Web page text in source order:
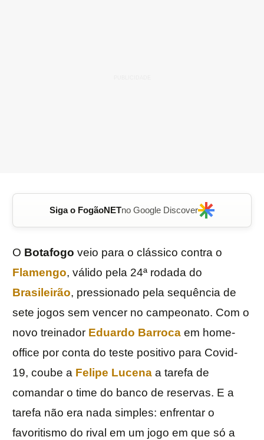
Siga o FogãoNETno Google Discover
O Botafogo veio para o clássico contra o
Flamengo, válido pela 24ª rodada do
Brasileirão, pressionado pela sequência de
sete jogos sem vencer no campeonato. Com o
novo treinador Eduardo Barroca em home-
office por conta do teste positivo para Covid-
19, coube a Felipe Lucena a tarefa de
comandar o time do banco de reservas. E a
tarefa não era nada simples: enfrentar o
favoritismo do rival em um jogo em que só a